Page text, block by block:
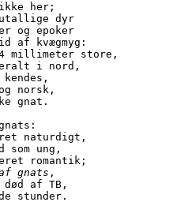
her;
utallige dyr
og epoker
af kvægmyg:
4 millimeter store,
i nord,
kendes,
og norsk,
gnat.
naturdigt,
som ung,
romantik;
gnats ,
død af TB,
stunder.